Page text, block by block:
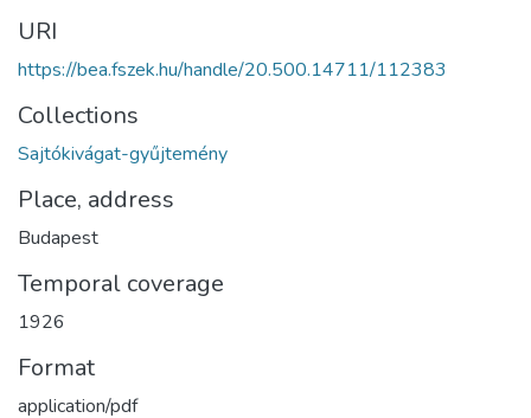
URI
https://bea.fszek.hu/handle/20.500.14711/112383
Collections
Sajtókivágat-gyűjtemény
Place, address
Budapest
Temporal coverage
1926
Format
application/pdf